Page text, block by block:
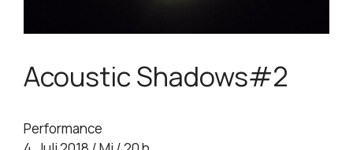
Acoustic Shadows#2
Performance